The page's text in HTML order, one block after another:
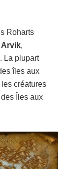
Roharts
Arvik,
. La plupart
îles aux
créatures
Îles aux